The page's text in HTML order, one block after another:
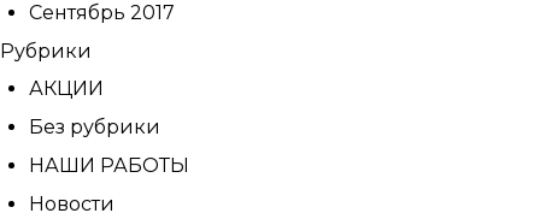
Сентябрь 2017
Рубрики
АКЦИИ
Без рубрики
НАШИ РАБОТЫ
Новости